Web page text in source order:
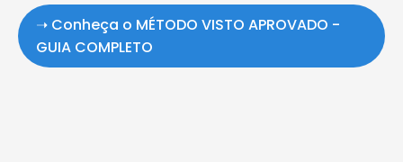
➝ Conheça o MÉTODO VISTO APROVADO -
GUIA COMPLETO